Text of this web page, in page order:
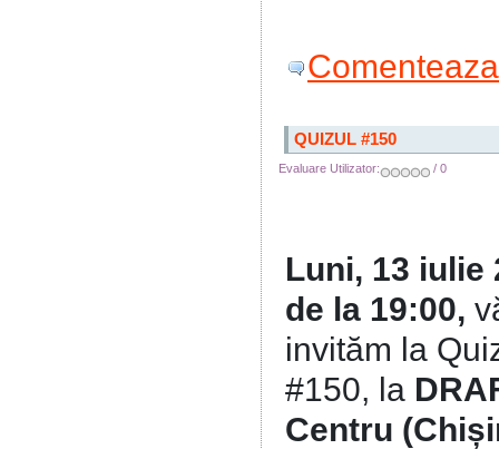
QUIZUL #150
Evaluare Utilizator: / 0
Luni, 13 iulie
de la 19:00,
invităm la
#150, la
Centru